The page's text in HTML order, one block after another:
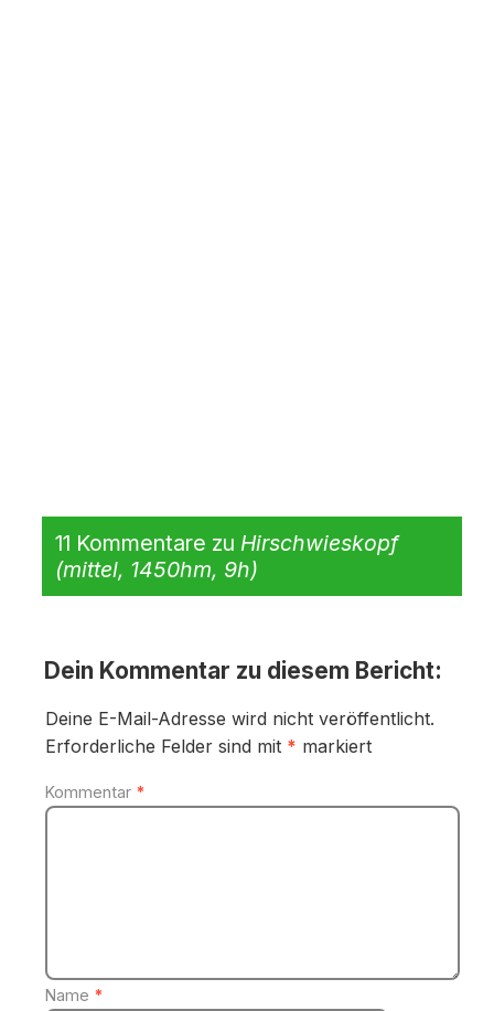
11 Kommentare zu Hirschwieskopf
(mittel, 1450hm, 9h)
Dein Kommentar zu diesem Bericht:
Deine E-Mail-Adresse wird nicht veröffentlicht.
Erforderliche Felder sind mit * markiert
Kommentar *
Name *